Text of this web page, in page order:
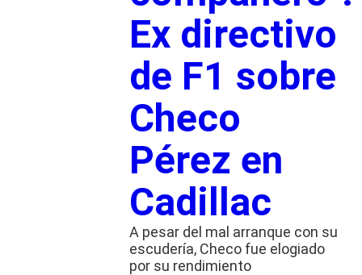
Ex directivo
de F1 sobre
Checo
Pérez en
Cadillac
A pesar del mal arranque con su
escudería, Checo fue elogiado
por su rendimiento